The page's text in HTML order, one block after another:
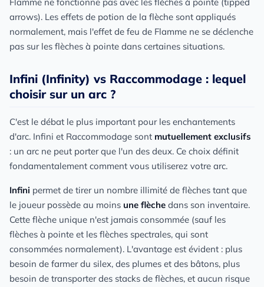
arrows). Les effets de potion de la flèche sont appliqués
normalement, mais l'effet de feu de Flamme ne se déclenche
pas sur les flèches à pointe dans certaines situations.
Infini (Infinity) vs Raccommodage : lequel
choisir sur un arc ?
C'est le débat le plus important pour les enchantements
d'arc. Infini et Raccommodage sont mutuellement exclusifs
: un arc ne peut porter que l'un des deux. Ce choix définit
fondamentalement comment vous utiliserez votre arc.
Infini permet de tirer un nombre illimité de flèches tant que
le joueur possède au moins une flèche dans son inventaire.
Cette flèche unique n'est jamais consommée (sauf les
flèches à pointe et les flèches spectrales, qui sont
consommées normalement). L'avantage est évident : plus
besoin de farmer du silex, des plumes et des bâtons, plus
besoin de transporter des stacks de flèches, et aucun risque